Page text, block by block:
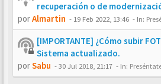
recuperación o de
porAlmartin - 19 Feb 2022, 13:46 - In:
[IMPORTANTE] ¿Cómo subir
Sistema actualizado.
porSabu -30 Jul 2018, 21:17 - In: